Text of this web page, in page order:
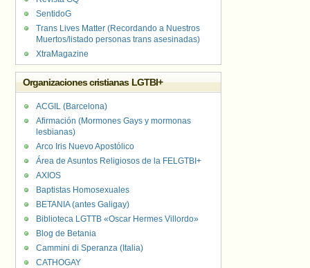
SentidoG
Trans Lives Matter (Recordando a Nuestros
Muertos/listado personas trans asesinadas)
XtraMagazine
Organizaciones cristianas LGTBI+
ACGIL (Barcelona)
Afirmación (Mormones Gays y mormonas
lesbianas)
Arco Iris Nuevo Apostólico
Área de Asuntos Religiosos de la FELGTBI+
AXIOS
Baptistas Homosexuales
BETANIA (antes Galigay)
Biblioteca LGTTB «Oscar Hermes Villordo»
Blog de Betania
Cammini di Speranza (Italia)
CATHOGAY